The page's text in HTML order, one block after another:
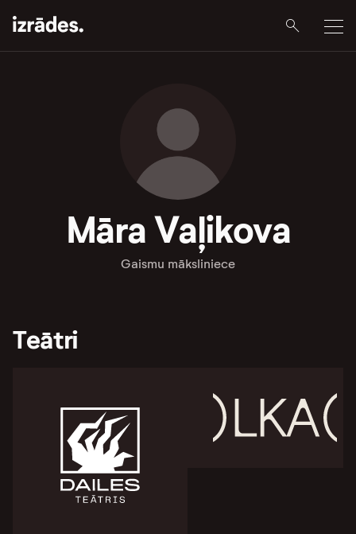
Māra Vaļikova
Gaismu māksliniece
Teātri